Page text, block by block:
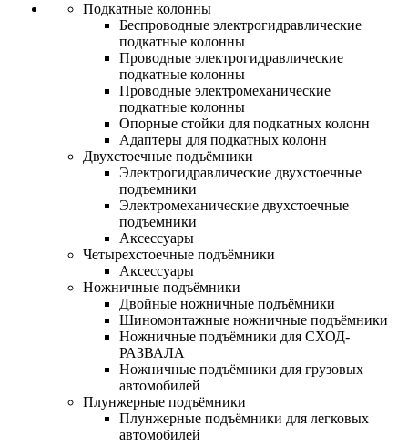
Подкатные колонны
Беспроводные электрогидравлические
подкатные колонны
Проводные электрогидравлические
подкатные колонны
Проводные электромеханические
подкатные колонны
Опорные стойки для подкатных колонн
Адаптеры для подкатных колонн
Двухстоечные подъёмники
Электрогидравлические двухстоечные
подъемники
Электромеханические двухстоечные
подъемники
Аксессуары
Четырехстоечные подъёмники
Аксессуары
Ножничные подъёмники
Двойные ножничные подъёмники
Шиномонтажные ножничные подъёмники
Ножничные подъёмники для СХОД-
РАЗВАЛА
Ножничные подъёмники для грузовых
автомобилей
Плунжерные подъёмники
Плунжерные подъёмники для легковых
автомобилей